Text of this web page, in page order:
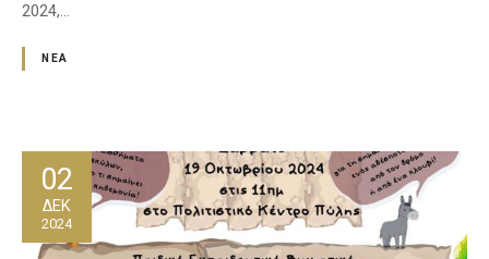
2024,…
ΝΈΑ
02
ΔΕΚ
2024